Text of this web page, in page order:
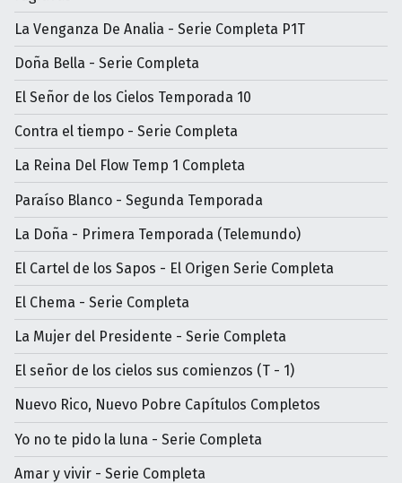
La Venganza De Analia - Serie Completa P1T
Doña Bella - Serie Completa
El Señor de los Cielos Temporada 10
Contra el tiempo - Serie Completa
La Reina Del Flow Temp 1 Completa
Paraíso Blanco - Segunda Temporada
La Doña - Primera Temporada (Telemundo)
El Cartel de los Sapos - El Origen Serie Completa
El Chema - Serie Completa
La Mujer del Presidente - Serie Completa
El señor de los cielos sus comienzos (T - 1)
Nuevo Rico, Nuevo Pobre Capítulos Completos
Yo no te pido la luna - Serie Completa
Amar y vivir - Serie Completa